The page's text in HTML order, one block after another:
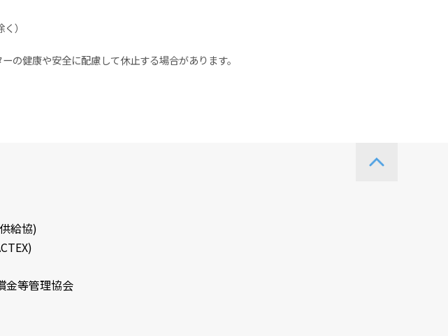
）
健康や安全に配慮して休止する場合があります。
給協)
金等管理協会